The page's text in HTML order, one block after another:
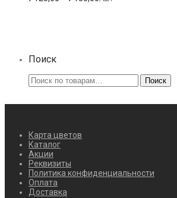
Поиск
Искать: Поиск
Карта цветов
Каталог
Акции
Реквизиты
Политика конфиденциальности
Оплата
Доставка